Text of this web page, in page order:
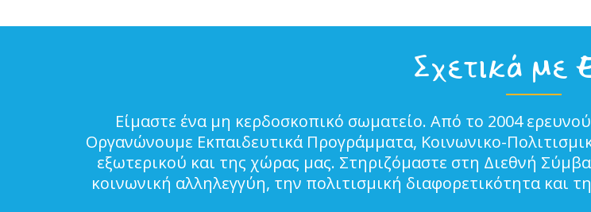
Σχετικά με
Είμαστε ένα μη κερδοσκοπικό σωματείο. Από το 2004
Οργανώνουμε Εκπαιδευτικά Προγράμματα, Κοινωνικο-
εξωτερικού και της χώρας μας. Στηριζόμαστε στη Διεθνή
κοινωνική αλληλεγγύη, την πολιτισμική διαφορετικότητα και